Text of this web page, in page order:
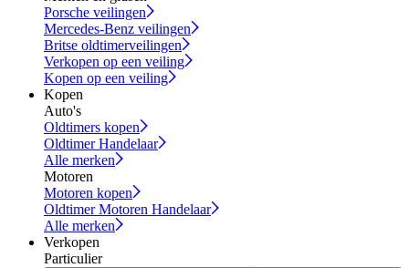
Porsche veilingen
Mercedes-Benz veilingen
Britse oldtimerveilingen
Verkopen op een veiling
Kopen op een veiling
Kopen
Auto's
Oldtimers kopen
Oldtimer Handelaar
Alle merken
Motoren
Motoren kopen
Oldtimer Motoren Handelaar
Alle merken
Verkopen
Particulier